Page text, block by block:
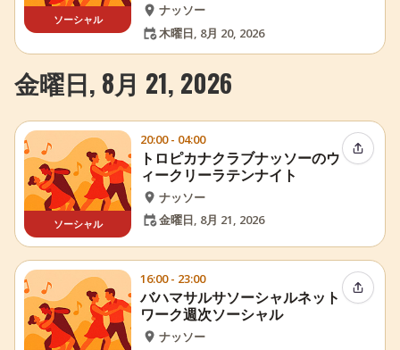
ソーシャル
ナッソー
木曜日, 8月 20, 2026
金曜日, 8月 21, 2026
ソーシャル
20:00 - 04:00
トロピカナクラブナッソーのウ
ィークリーラテンナイト
ナッソー
金曜日, 8月 21, 2026
イベン
16:00 - 23:00
バハマサルサソーシャルネット
ワーク週次ソーシャル
ナッソー
イベン